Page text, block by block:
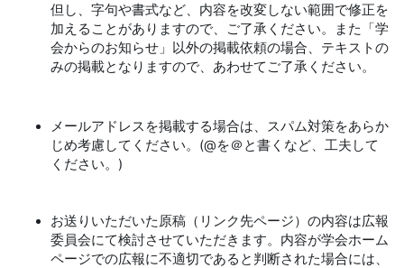
但し、字句や書式など、内容を改変しない範囲で修正を
加えることがありますので、ご了承ください。また「学
会からのお知らせ」以外の掲載依頼の場合、テキストの
みの掲載となりますので、あわせてご了承ください。
メールアドレスを掲載する場合は、スパム対策をあらか
じめ考慮してください。(@を＠と書くなど、工夫して
ください。)
お送りいただいた原稿（リンク先ページ）の内容は広報
委員会にて検討させていただきます。内容が学会ホーム
ページでの広報に不適切であると判断された場合には、